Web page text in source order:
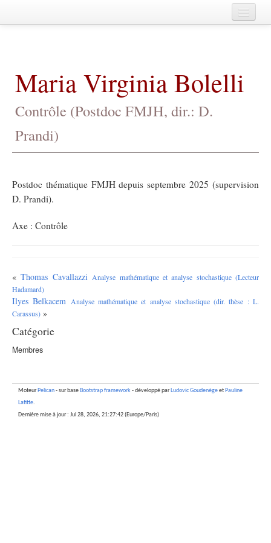
Fédération de Mathématiques de
CentraleSupélec
Agenda
Membres
Publications
Archives
Maria Virginia Bolelli
Contrôle (Postdoc FMJH, dir.: D.
Prandi)
Postdoc thématique FMJH depuis septembre 2025 (supervision
D. Prandi).
Axe : Contrôle
«Thomas CavallazziAnalyse mathématique et analyse stochastique (Lecteur
Hadamard)
Ilyes Belkacem Analyse mathématique et analyse stochastique (dir. thèse : L.
Carassus) »
Catégorie
Membres
Moteur Pelican - sur base Bootstrap framework - développé par Ludovic Goudenège et Pauline
Lafitte.
Dernière mise à jour : Jul 28, 2026, 21:27:42 (Europe/Paris)